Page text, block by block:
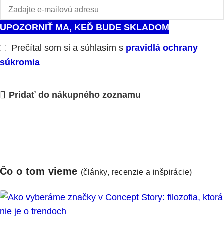
UPOZORNIŤ MA, KEĎ BUDE SKLADOM
Prečítal som si a súhlasím s pravidlá ochrany
súkromia
Pridať do nákupného zoznamu
Čo o tom vieme (články, recenzie a inšpirácie)